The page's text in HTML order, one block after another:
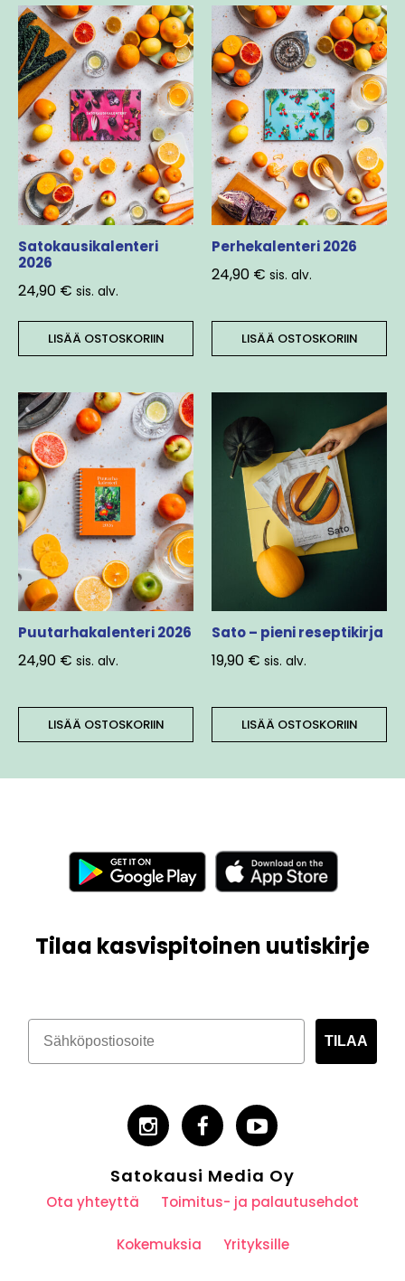
Satokausikalenteri
2026
24,90 € sis. alv.
LISÄÄ OSTOSKORIIN
Perhekalenteri 2026
24,90 € sis. alv.
LISÄÄ OSTOSKORIIN
Puutarhakalenteri 2026
24,90 € sis. alv.
LISÄÄ OSTOSKORIIN
Sato – pieni reseptikirja
19,90 € sis. alv.
LISÄÄ OSTOSKORIIN
Tilaa kasvispitoinen uutiskirje
TILAA
Satokausi Media Oy
Ota yhteyttä Toimitus- ja palautusehdot
Kokemuksia Yrityksille